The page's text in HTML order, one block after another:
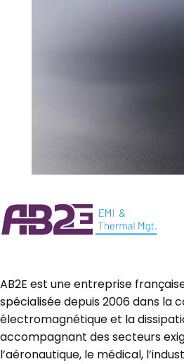
AB2E est une entreprise
spécialisée depuis 2006 dans la
électromagnétique et la
accompagnant des secteurs
l’aéronautique, le médical,